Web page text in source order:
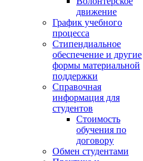
движение
График учебного
процесса
Стипендиальное
обеспечение и другие
формы материальной
поддержки
Справочная
информация для
студентов
Cтоимость
обучения по
договору
Обмен студентами